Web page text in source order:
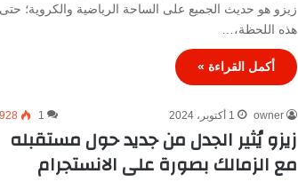
زيزو هو حديث الجميع على الساحة الرياضية والكروية؛ حتى
هذه اللحظة،…
أكمل القراءة »
owner 1 أكتوبر، 2024 1
928
زيزو يُثير الجدل من جديد حول مستقبله
مع الزمالك بصورة على الانستجرام